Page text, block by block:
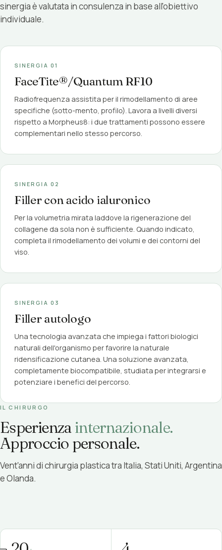
sinergia è valutata in consulenza in base all'obiettivo
individuale.
SINERGIA 01
FaceTite®/Quantum RF10
Radiofrequenza assistita per il rimodellamento di aree
specifiche (sotto-mento, profilo). Lavora a livelli diversi
rispetto a Morpheus8: i due trattamenti possono essere
complementari nello stesso percorso.
SINERGIA 02
Filler con acido ialuronico
Per la volumetria mirata laddove la rigenerazione del
collagene da sola non è sufficiente. Quando indicato,
completa il rimodellamento dei volumi e dei contorni del
viso.
SINERGIA 03
Filler autologo
Una tecnologia avanzata che impiega i fattori biologici
naturali dell'organismo per favorire la naturale
ridensificazione cutanea. Una soluzione avanzata,
completamente biocompatibile, studiata per integrarsi e
potenziare i benefici del percorso.
IL CHIRURGO
Esperienza internazionale.
Approccio personale.
Vent'anni di chirurgia plastica tra Italia, Stati Uniti, Argentina
e Olanda.
Dr. Luca Piombino